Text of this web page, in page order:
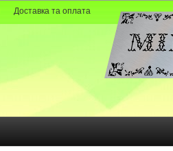
Доставка та оплата